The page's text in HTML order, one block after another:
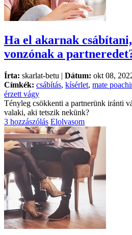
Ha el akarnak
vonzónak a
Írta: skarlat-betu | Dátum: okt 08,
Címkék: csábítás, kísérlet, mate
érzett vágy
Tényleg csökkenti a partnerünk iránti
valaki, aki tetszik nekünk?
3 hozzászólás Elolvasom